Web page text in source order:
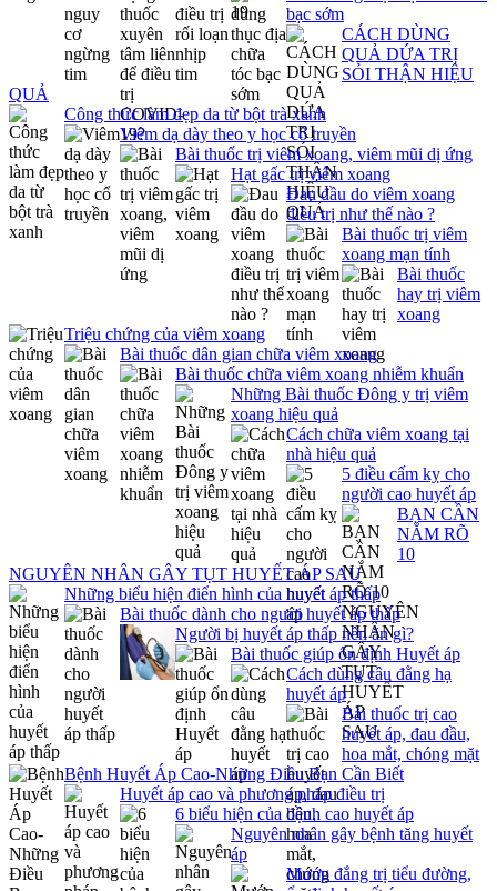
bạc sớm
CÁCH DÙNG
QUẢ DỨA TRỊ
SỎI THẬN HIỆU
QUẢ
Công thức làm đẹp da từ bột trà xanh
Viêm dạ dày theo y học cổ truyền
Bài thuốc trị viêm xoang, viêm mũi dị ứng
Hạt gấc trị viêm xoang
Đau đầu do viêm xoang
điều trị như thế nào ?
Bài thuốc trị viêm
xoang mạn tính
Bài thuốc
hay trị viêm
xoang
Triệu chứng của viêm xoang
Bài thuốc dân gian chữa viêm xoang
Bài thuốc chữa viêm xoang nhiễm khuẩn
Những Bài thuốc Đông y trị viêm
xoang hiệu quả
Cách chữa viêm xoang tại
nhà hiệu quả
5 điều cấm kỵ cho
người cao huyết áp
BẠN CẦN
NẮM RÕ
10
NGUYÊN NHÂN GÂY TỤT HUYẾT ÁP SAU
Những biểu hiện điển hình của huyết áp thấp
Bài thuốc dành cho người huyết áp thấp
Người bị huyết áp thấp nên ăn gì?
Bài thuốc giúp ổn định Huyết áp
Cách dùng câu đằng hạ
huyết áp
Bài thuốc trị cao
huyết áp, đau đầu,
hoa mắt, chóng mặt
Bệnh Huyết Áp Cao-Những Điều Bạn Cần Biết
Huyết áp cao và phương pháp điều trị
6 biểu hiện của bệnh cao huyết áp
Nguyên nhân gây bệnh tăng huyết
áp
Mướp đắng trị tiểu đường,